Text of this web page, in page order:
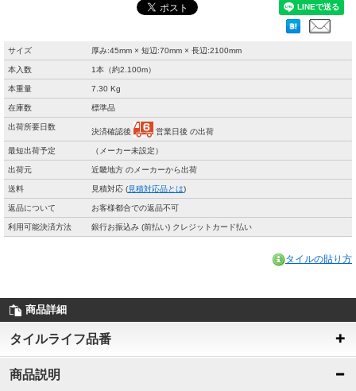
サイズ 厚み:45mm × 短辺:70mm × 長辺:2100mm
本入数 1本（約2.100m）
本重量 7.30 Kg
在庫数 標準品
出荷所要日数
決済確認後 営業日後 の出荷
最短出荷予定 （メーカー未設定）
出荷元 近畿地方 のメーカーから出荷
送料 見積対応 (見積対応品とは)
返品について お客様都合での返品不可
利用可能決済方法 銀行お振込み (前払い) クレジットカード払い
タイルの貼り方
商品詳細
タイルライフ品番
商品説明